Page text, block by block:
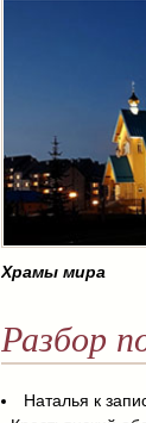
Храмы мира
Разбор
Наталья к